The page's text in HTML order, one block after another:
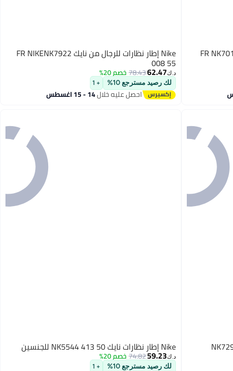
Nike إطار نظارات للرجال من نايك FR NIKENK7922
008 55
د.ك‏62.47
78.43 خصم 20%
لك رصيد مسترجع 10% + 1
احصل عليه خلال14 - 15 اغسطس
Nike إطار نظارات نايك NK5544 413 50 للجنسين
د.ك‏59.23
74.82 خصم 20%
لك رصيد مسترجع 10% + 1